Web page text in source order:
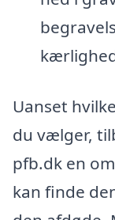
Uanset
du vælger,
pfb.dk en
kan finde